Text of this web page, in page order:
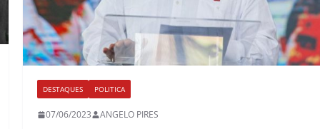
DESTAQUES POLITICA
07/06/2023 ANGELO PIRES